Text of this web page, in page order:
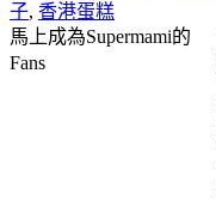
子, 香港蛋糕
馬上成為Supermami的
Fans